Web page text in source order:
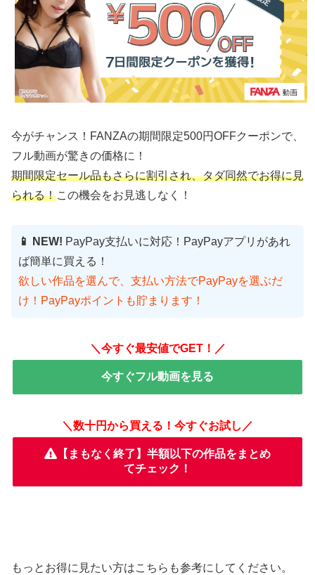
今がチャンス！FANZAの期間限定500円OFFクーポンで、
フル動画が驚きの価格に！
期間限定セール品もさらに割引され、タダ同然でお得に見
られる！この機会をお見逃しなく！
📱 NEW! PayPay支払いに対応！PayPayアプリがあれ
ば簡単に買える！
欲しい作品を選んで、支払い方法でPayPayを選ぶだ
け！PayPayポイントも貯まります！
＼今すぐ最安値でGET！／
今すぐフル動画を見る
＼数十円から買える！今すぐお試し／
【まもなく終了】半額以下の作品をまとめ
てチェック！
もっとお得に見たい方はこちらも参考にしてください。